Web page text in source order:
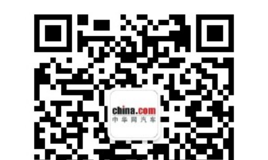
新增深海蓝全新配色，将经典“方盒子” 造型与
现代审美完美融合。2026款捷途旅行者搭配立
体宽阔JETOUR光影格栅、全新R19轮毂与直
瀑贯穿尾灯，进一步强化视觉冲击力与实用
性；捷途旅行者C-DM则通过造型十五处质感
焕新，让硬核轮廓下更添精致细节，实现力量
感与优雅感的平衡。